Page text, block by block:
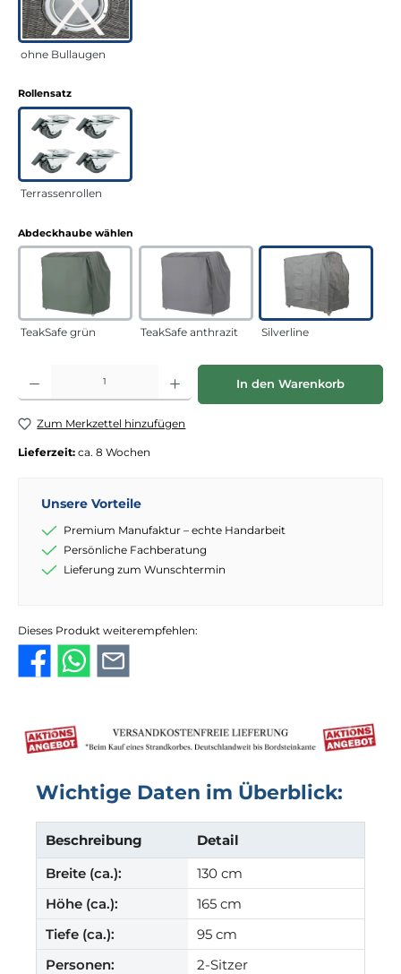
ohne Bullaugen
Rollensatzauswählen
Terrassenrollen
Abdeckhaube wählen
TeakSafe grün TeakSafe anthrazit Silverline
Produkt Anzahl: Gib den gewünschten Wert ein oder benutze die
In den Warenkorb
Zum Merkzettel hinzufügen
Lieferzeit: ca. 8 Wochen
Unsere Vorteile
Premium Manufaktur – echte Handarbeit
Persönliche Fachberatung
Lieferung zum Wunschtermin
Dieses Produkt weiterempfehlen:
Wichtige Daten im Überblick:
Beschreibung
Detail
Breite (ca.):
130 cm
Höhe (ca.):
165 cm
Tiefe (ca.):
95 cm
Personen:
2-Sitzer